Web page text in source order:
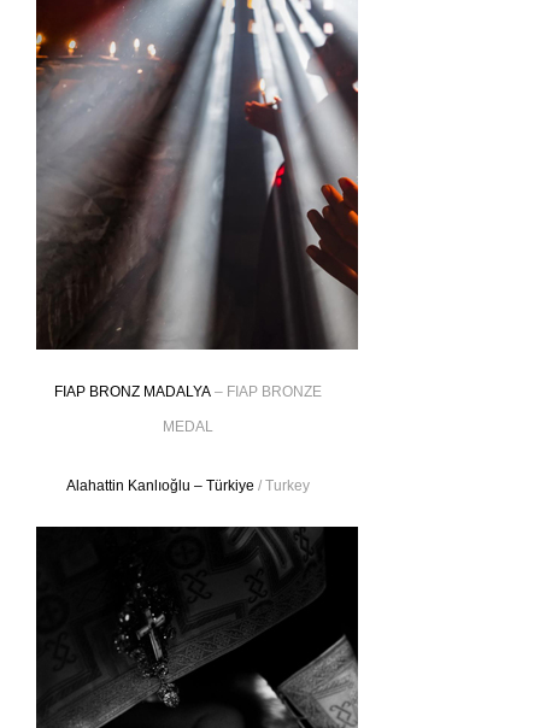
FIAP BRONZ MADALYA – FIAP BRONZE
MEDAL
Alahattin Kanlıoğlu – Türkiye / Turkey